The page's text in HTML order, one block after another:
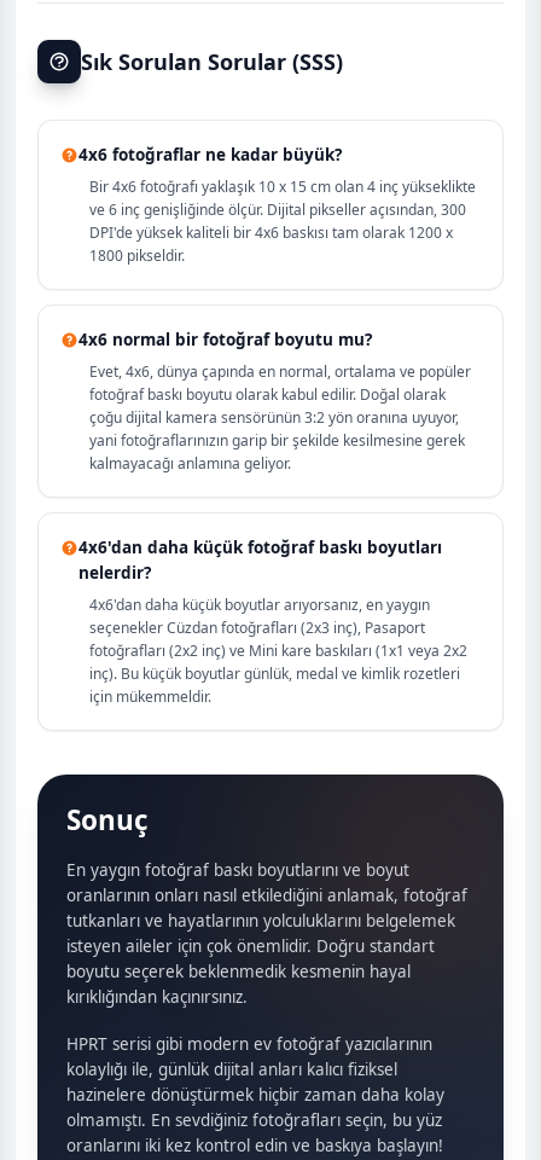
Sık Sorulan Sorular (SSS)
4x6 fotoğraflar ne kadar büyük?
Bir 4x6 fotoğrafı yaklaşık 10 x 15 cm olan 4 inç yükseklikte
ve 6 inç genişliğinde ölçür. Dijital pikseller açısından, 300
DPI'de yüksek kaliteli bir 4x6 baskısı tam olarak 1200 x
1800 pikseldir.
4x6 normal bir fotoğraf boyutu mu?
Evet, 4x6, dünya çapında en normal, ortalama ve popüler
fotoğraf baskı boyutu olarak kabul edilir. Doğal olarak
çoğu dijital kamera sensörünün 3:2 yön oranına uyuyor,
yani fotoğraflarınızın garip bir şekilde kesilmesine gerek
kalmayacağı anlamına geliyor.
4x6'dan daha küçük fotoğraf baskı boyutları
nelerdir?
4x6'dan daha küçük boyutlar arıyorsanız, en yaygın
seçenekler Cüzdan fotoğrafları (2x3 inç), Pasaport
fotoğrafları (2x2 inç) ve Mini kare baskıları (1x1 veya 2x2
inç). Bu küçük boyutlar günlük, medal ve kimlik rozetleri
için mükemmeldir.
Sonuç
En yaygın fotoğraf baskı boyutlarını ve boyut
oranlarının onları nasıl etkilediğini anlamak, fotoğraf
tutkanları ve hayatlarının yolculuklarını belgelemek
isteyen aileler için çok önemlidir. Doğru standart
boyutu seçerek beklenmedik kesmenin hayal
kırıklığından kaçınırsınız.
HPRT serisi gibi modern ev fotoğraf yazıcılarının
kolaylığı ile, günlük dijital anları kalıcı fiziksel
hazinelere dönüştürmek hiçbir zaman daha kolay
olmamıştı. En sevdiğiniz fotoğrafları seçin, bu yüz
oranlarını iki kez kontrol edin ve baskıya başlayın!